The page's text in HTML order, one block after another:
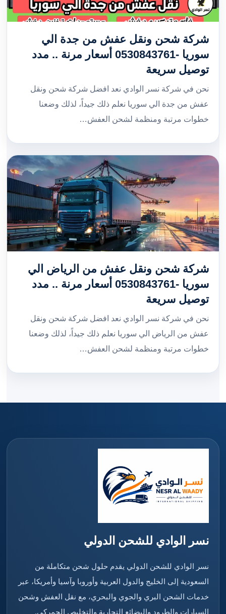
شركة شحن ونقل عفش من جدة الي
سوريا -0530843761 أسعار مرنة .. مدد
توصيل سريعة
نحن في شركة نسر الوادي نعد افضل شركة شحن ونقل
عفش من جدة الي سوريا نعلم ذلك جيداً، لذلك وضعنا
خطوات مرتبة ومنظمة لشحن العفش…
شركة شحن ونقل عفش من الرياض الي
سوريا -0530843761 أسعار مرنة .. مدد
توصيل سريعة
نحن في شركة نسر الوادي نعد افضل شركة شحن ونقل
عفش من الرياض الي سوريا نعلم ذلك جيداً، لذلك وضعنا
خطوات مرتبة ومنظمة لشحن العفش…
نسر الوادي للشحن الدولي
نسر الوادي للشحن الدولي يقدم حلول شحن متكاملة من
السعودية إلى الخليج والدول العربية وأوروبا وآسيا وأمريكا، عبر
خدمات الشحن البري والجوي والبحري، مع نقل العفش وشحن
السيارات والطرود والبضائع التجارية والتخليص الجمركي.